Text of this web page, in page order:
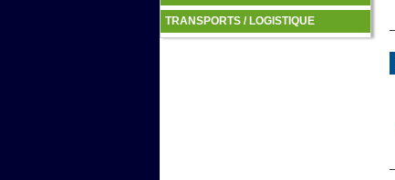
TRANSPORTS / LOGISTIQUE